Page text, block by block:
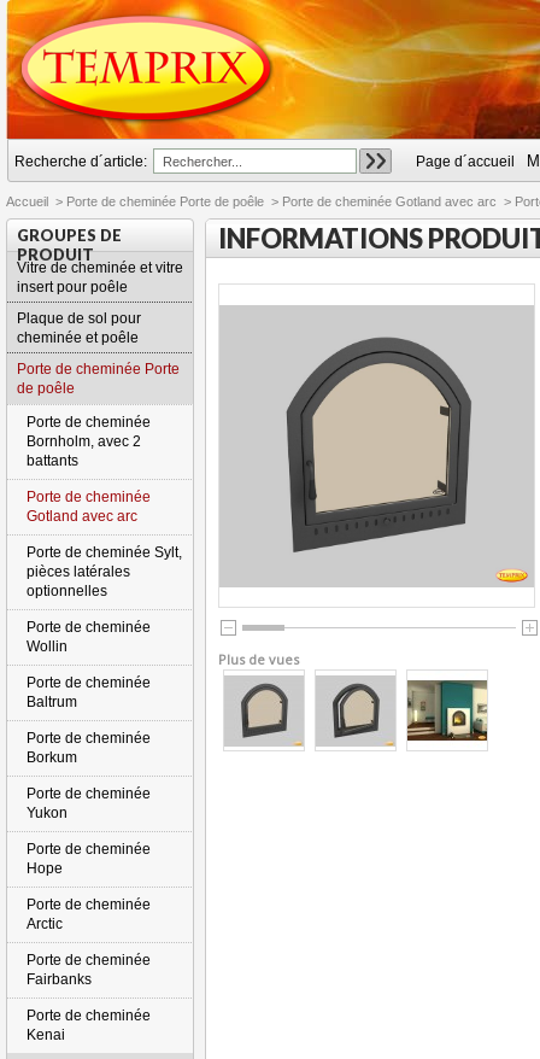
Recherche d´article: Page d´accueil
Accueil > Porte de cheminée Porte de poêle > Porte de cheminée Gotland avec arc >
INFORMATIONS
Plus de vues
GROUPES DE
PRODUIT
Vitre de cheminée et vitre
insert pour poêle
Plaque de sol pour
cheminée et poêle
Porte de cheminée Porte
de poêle
Porte de cheminée
Bornholm, avec 2
battants
Porte de cheminée
Gotland avec arc
Porte de cheminée Sylt,
pièces latérales
optionnelles
Porte de cheminée
Wollin
Porte de cheminée
Baltrum
Porte de cheminée
Borkum
Porte de cheminée
Yukon
Porte de cheminée
Hope
Porte de cheminée
Arctic
Porte de cheminée
Fairbanks
Porte de cheminée
Kenai